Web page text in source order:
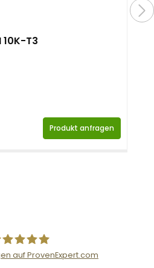
10K-T3
Produkt anfragen
auf ProvenExpert.com